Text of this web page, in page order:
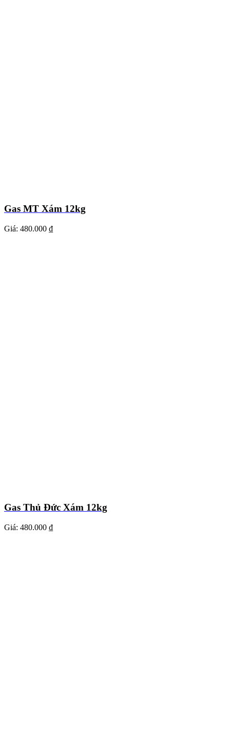
Gas MT Xám 12kg
Giá: 480.000 ₫
Gas Thủ Đức Xám 12kg
Giá: 480.000 ₫